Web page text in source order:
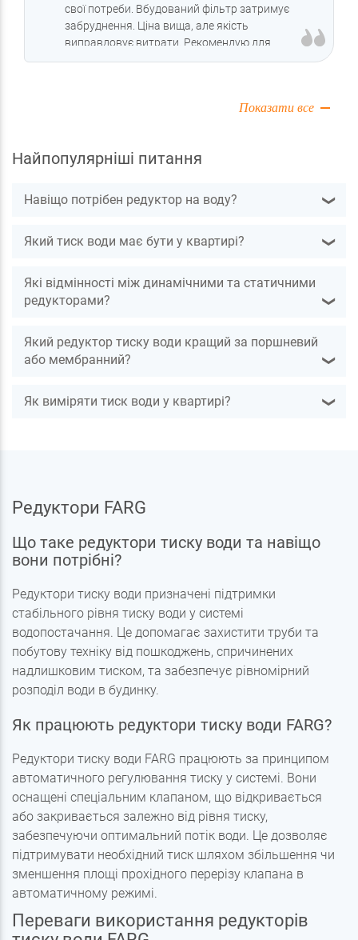
свої потреби. Вбудований фільтр затримує
забруднення. Ціна вища, але якість
виправдовує витрати. Рекомендую для
Показати все
Найпопулярніші питання
Навіщо потрібен редуктор на воду? ❯
Який тиск води має бути у квартирі? ❯
Які відмінності між динамічними та статичними
редукторами?
❯
Який редуктор тиску води кращий за поршневий
або мембранний?
❯
Як виміряти тиск води у квартирі? ❯
Редуктори FARG
Що таке редуктори тиску води та навіщо
вони потрібні?
Редуктори тиску води призначені підтримки
стабільного рівня тиску води у системі
водопостачання. Це допомагає захистити труби та
побутову техніку від пошкоджень, спричинених
надлишковим тиском, та забезпечує рівномірний
розподіл води в будинку.
Як працюють редуктори тиску води FARG?
Редуктори тиску води FARG працюють за принципом
автоматичного регулювання тиску у системі. Вони
оснащені спеціальним клапаном, що відкривається
або закривається залежно від рівня тиску,
забезпечуючи оптимальний потік води. Це дозволяє
підтримувати необхідний тиск шляхом збільшення чи
зменшення площі прохідного перерізу клапана в
автоматичному режимі.
Переваги використання редукторів